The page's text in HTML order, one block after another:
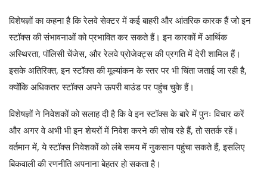
विशेषज्ञों का कहना है कि रेलवे सेक्टर में कई बाहरी और आंतरिक कारक हैं जो इन
स्टॉक्स की संभावनाओं को प्रभावित कर सकते हैं। इन कारकों में आर्थिक
अस्थिरता, पॉलिसी चेंजेस, और रेलवे प्रोजेक्ट्स की प्रगति में देरी शामिल हैं।
इसके अतिरिक्त, इन स्टॉक्स की मूल्यांकन के स्तर पर भी चिंता जताई जा रही है,
क्योंकि अधिकतर स्टॉक्स अपने ऊपरी बाउंड पर पहुंच चुके हैं।
विशेषज्ञों ने निवेशकों को सलाह दी है कि वे इन स्टॉक्स के बारे में पुनः विचार करें
और अगर वे अभी भी इन शेयरों में निवेश करने की सोच रहे हैं, तो सतर्क रहें।
वर्तमान में, ये स्टॉक्स निवेशकों को लंबे समय में नुकसान पहुंचा सकते हैं, इसलिए
बिकवाली की रणनीति अपनाना बेहतर हो सकता है।